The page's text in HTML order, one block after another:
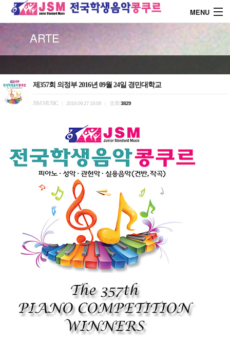
MENU
About J.S.M
콩쿨 대회안내
콩쿨 드레스 소개
회원가입
ARTE
제357회 의정부 2016년 09월 24일 경민대학교
JSM MUSIC 2016.09.27 16:08 조회 3829